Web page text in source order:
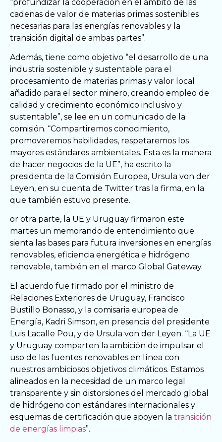
“profundizar la cooperación en el ámbito de las
cadenas de valor de materias primas sostenibles
necesarias para las energías renovables y la
transición digital de ambas partes”.
Además, tiene como objetivo “el desarrollo de una
industria sostenible y sustentable para el
procesamiento de materias primas y valor local
añadido para el sector minero, creando empleo de
calidad y crecimiento económico inclusivo y
sustentable”, se lee en un comunicado de la
comisión. “Compartiremos conocimiento,
promoveremos habilidades, respetaremos los
mayores estándares ambientales. Esta es la manera
de hacer negocios de la UE”, ha escrito la
presidenta de la Comisión Europea, Ursula von der
Leyen, en su cuenta de Twitter tras la firma, en la
que también estuvo presente.
or otra parte, la UE y Uruguay firmaron este
martes un memorando de entendimiento que
sienta las bases para futura inversiones en energías
renovables, eficiencia energética e hidrógeno
renovable, también en el marco Global Gateway.
El acuerdo fue firmado por el ministro de
Relaciones Exteriores de Uruguay, Francisco
Bustillo Bonasso, y la comisaria europea de
Energía, Kadri Simson, en presencia del presidente
Luis Lacalle Pou, y de Ursula von der Leyen. “La UE
y Uruguay comparten la ambición de impulsar el
uso de las fuentes renovables en línea con
nuestros ambiciosos objetivos climáticos. Estamos
alineados en la necesidad de un marco legal
transparente y sin distorsiones del mercado global
de hidrógeno con estándares internacionales y
esquemas de certificación que apoyen la transición
de energías limpias”.